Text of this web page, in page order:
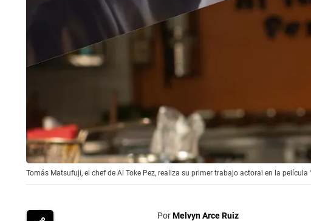
Tomás Matsufuji, el chef de Al Toke Pez, realiza su primer trabajo actoral en la
PorMelvyn Arce Ruiz